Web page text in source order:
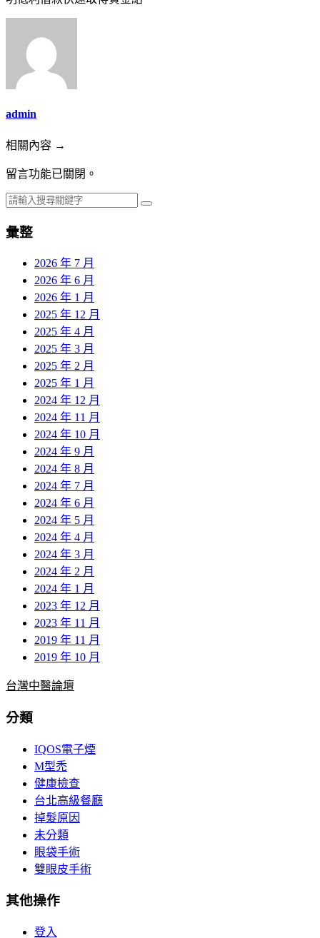
admin
相關內容 →
留言功能已關閉。
彙整
2026 年 7 月
2026 年 6 月
2026 年 1 月
2025 年 12 月
2025 年 4 月
2025 年 3 月
2025 年 2 月
2025 年 1 月
2024 年 12 月
2024 年 11 月
2024 年 10 月
2024 年 9 月
2024 年 8 月
2024 年 7 月
2024 年 6 月
2024 年 5 月
2024 年 4 月
2024 年 3 月
2024 年 2 月
2024 年 1 月
2023 年 12 月
2023 年 11 月
2019 年 11 月
2019 年 10 月
台灣中醫論壇
分類
IQOS電子煙
M型禿
健康檢查
台北高級餐廳
掉髮原因
未分類
眼袋手術
雙眼皮手術
其他操作
登入